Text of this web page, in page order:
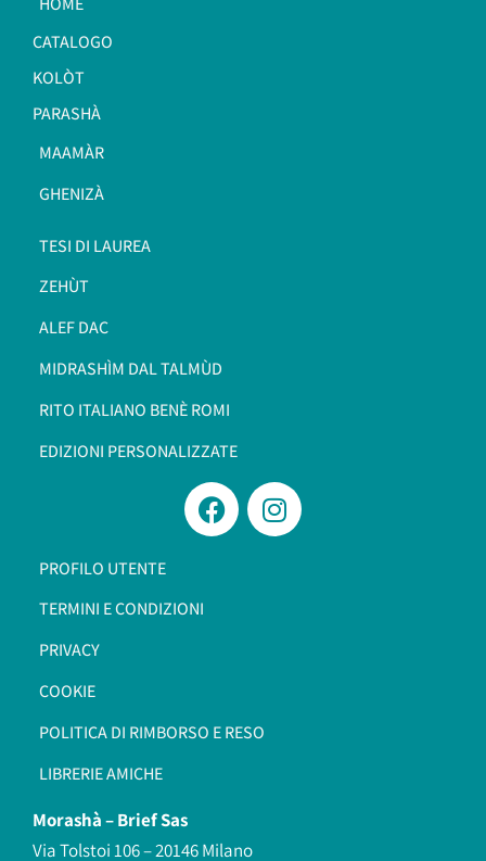
CATALOGO
KOLÒT
PARASHÀ
MAAMÀR
GHENIZÀ
TESI DI LAUREA
ZEHÙT
ALEF DAC
MIDRASHÌM DAL TALMÙD
RITO ITALIANO BENÈ ROMI​
EDIZIONI PERSONALIZZATE
PROFILO UTENTE
TERMINI E CONDIZIONI
PRIVACY
COOKIE
POLITICA DI RIMBORSO E RESO
LIBRERIE AMICHE
Morashà –Brief Sas
Via Tolstoi 106 – 20146 Milano